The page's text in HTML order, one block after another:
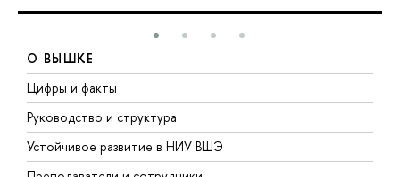
О ВЫШКЕ
Цифры и факты
Руководство и структура
Устойчивое развитие в НИУ ВШЭ